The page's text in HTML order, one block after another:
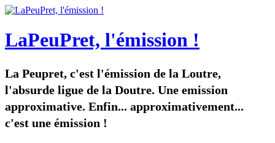
LaPeuPret, l'émission !
La Peupret, c'est l'émission de la Loutre,
l'absurde ligue de la Doutre. Une emission
approximative. Enfin... approximativement...
c'est une émission !